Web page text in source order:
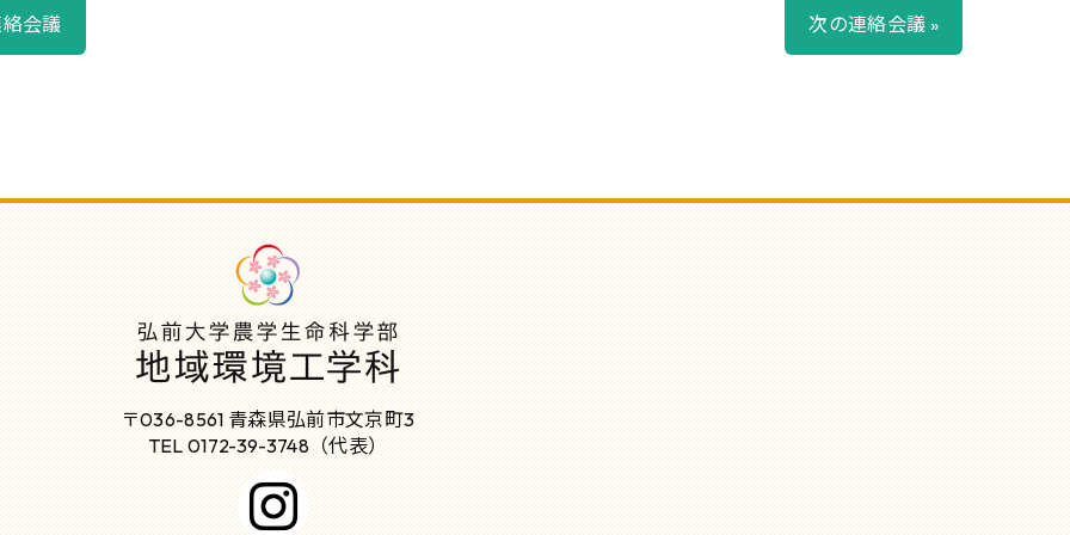
会議 次の連絡会議 »
〒036-8561 青森県弘前市文京町3
TEL 0172-39-3748（代表）